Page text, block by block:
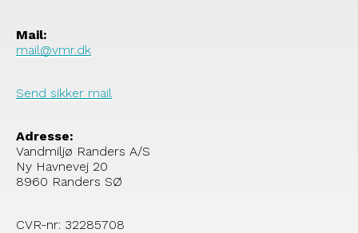
Mail:
mail@vmr.dk
Send sikker mail
Adresse:
Vandmiljø Randers A/S
Ny Havnevej 20
8960 Randers SØ
CVR-nr: 32285708